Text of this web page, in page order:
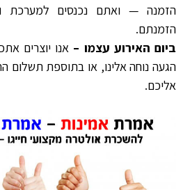
הזמנה — ואתם נכנסים למערכת
הזמנתם.
ביום האירוע עצמו – אנו יוצרים
הגעה נוחה אלינו, או בתוספת תשלום
אליכם.